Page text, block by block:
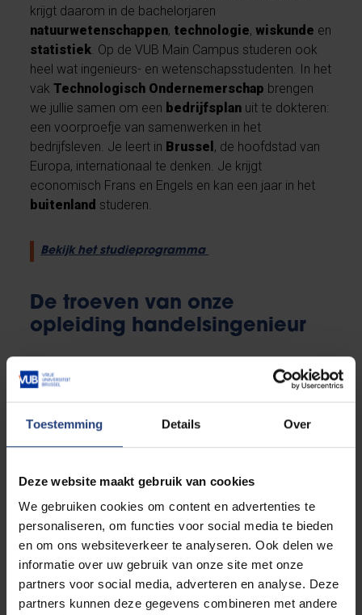
Toestemming Details Over
Deze website maakt gebruik van cookies
We gebruiken cookies om content en advertenties te
personaliseren, om functies voor social media te bieden
en om ons websiteverkeer te analyseren. Ook delen we
informatie over uw gebruik van onze site met onze
partners voor social media, adverteren en analyse. Deze
partners kunnen deze gegevens combineren met andere
krijgt daarom in de bachelorjaren
natuurwetenschappen, technologie,wiskunde en
statistiek. Op de VUB Main Campus studeren ook
heel wat ingenieurs- en wetenschapsstudenten. In het
vakTechnologisch Ondernemerschap brengen
we jullie samen om een bedrijfsplan uit te dokteren:
een voorproefje van samenwerken in het
bedrijfsleven. Je leert in Brussel , de hoofdstad van
Europa, internationaal te denken. Je krijgt
economisch Frans en Engels en kan een jaar in het
buitenland studeren.
Bekijk het studieprogramma
De troeven van onze
opleiding handelsingenieur
Ondernemerschap
is de rode draad door de
opleiding handelsingenieur: je leert er de juiste
succes op te sporen. Je krijgt de kans om je kennis
in de praktijk om te zettendoor je in de
interessevelden. DankzijVUB Solvay Business
Schoolheb je toegang tot een topnetwerk van
alumni. Bovendien kan je rekenen op kwaliteitsvolle
begeleiding van academici die in nauw contact staan
met het bedrijfsleven en krijg je gastcolleges van
grote namen uit de business. Dat zorgt ervoor dat je
veel van de praktijk kan proeven. Studeren in de